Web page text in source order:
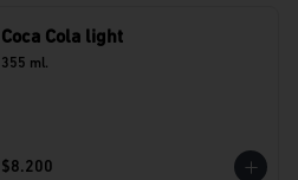
Coca Cola light
355 ml.
$8.200